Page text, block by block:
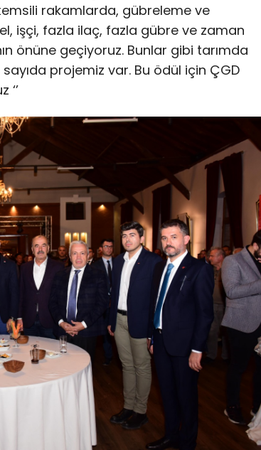
rakamlarda, gübreleme ve
işçi, fazla ilaç, fazla gübre ve zaman
önüne geçiyoruz. Bunlar gibi tarımda
projemiz var. Bu ödül için ÇGD
‘’